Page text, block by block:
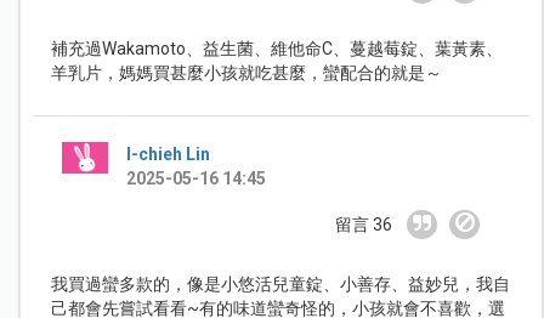
補充過Wakamoto、益生菌、維他命C、蔓越莓錠、葉黃素、
羊乳片，媽媽買甚麼小孩就吃甚麼，蠻配合的就是～
I-chieh Lin
2025-05-16 14:45
留言 36
我買過蠻多款的，像是小悠活兒童錠、小善存、益妙兒，我自
己都會先嘗試看看~有的味道蠻奇怪的，小孩就會不喜歡，選